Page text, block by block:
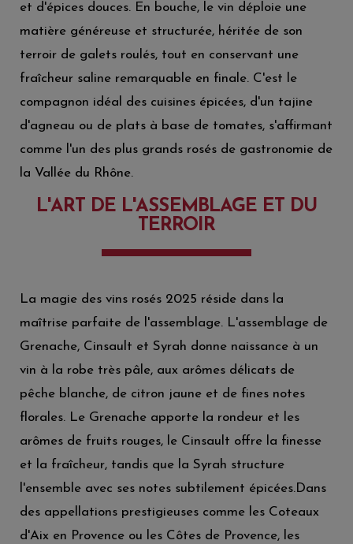
et d'épices douces. En bouche, le vin déploie une
matière généreuse et structurée, héritée de son
terroir de galets roulés, tout en conservant une
fraîcheur saline remarquable en finale. C'est le
compagnon idéal des cuisines épicées, d'un tajine
d'agneau ou de plats à base de tomates, s'affirmant
comme l'un des plus grands rosés de gastronomie de
la Vallée du Rhône.
L'ART DE L'ASSEMBLAGE ET DU
TERROIR
La magie des vins rosés 2025 réside dans la
maîtrise parfaite de l'assemblage. L'assemblage de
Grenache, Cinsault et Syrah donne naissance à un
vin à la robe très pâle, aux arômes délicats de
pêche blanche, de citron jaune et de fines notes
florales. Le Grenache apporte la rondeur et les
arômes de fruits rouges, le Cinsault offre la finesse
et la fraîcheur, tandis que la Syrah structure
l'ensemble avec ses notes subtilement épicées.Dans
des appellations prestigieuses comme les Coteaux
d'Aix en Provence ou les Côtes de Provence, les